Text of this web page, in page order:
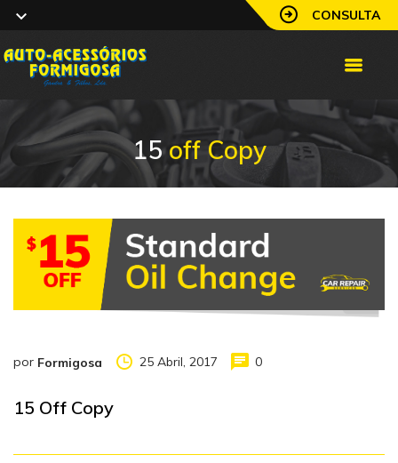
CONSULTA
15off Copy
por Formigosa 25 Abril, 2017 0
15 Off Copy